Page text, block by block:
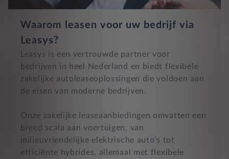
Waarom leasen voor uw bedrijf via
Leasys?
Leasys is een vertrouwde partner voor
bedrijven in heel Nederland en biedt flexibele
zakelijke autoleaseoplossingen die voldoen aan
de eisen van moderne bedrijven.
Onze zakelijke leaseaanbiedingen omvatten een
breed scala aan voertuigen, van
milieuvriendelijke elektrische auto's tot
efficiënte hybrides, allemaal met flexibele